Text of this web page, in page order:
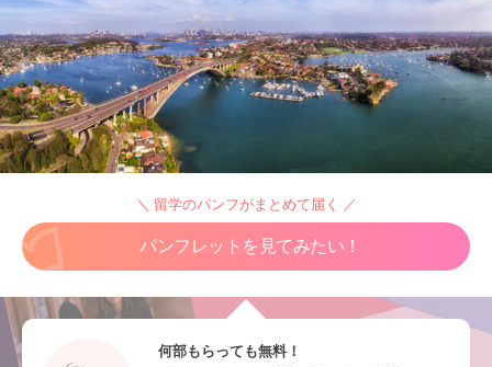
＼ 留学のパンフがまとめて届く ／
パンフレットを見てみたい！
何部もらっても無料！